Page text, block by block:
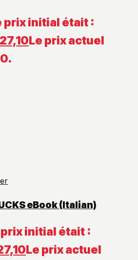
prix initial était :
27,10Le prix actuel
eBook (Italian)
prix initial était :
Le prix actuel